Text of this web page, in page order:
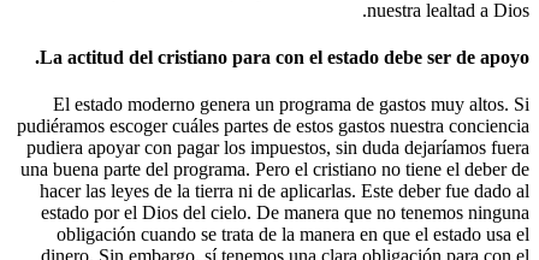
La actitud del cristiano para con el
El estado moderno genera un
pudiéramos escoger cuáles partes de estos
pudiera apoyar con pagar los impuestos,
una buena parte del programa. Pero el
hacer las leyes de la tierra ni de
estado por el Dios del cielo. De manera
obligación cuando se trata de la